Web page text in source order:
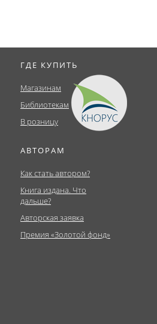
ГДЕ КУПИТЬ
Магазинам
Библиотекам
В розницу
АВТОРАМ
Как стать автором?
Книга издана. Что
дальше?
Авторская заявка
Премия «Золотой фонд»